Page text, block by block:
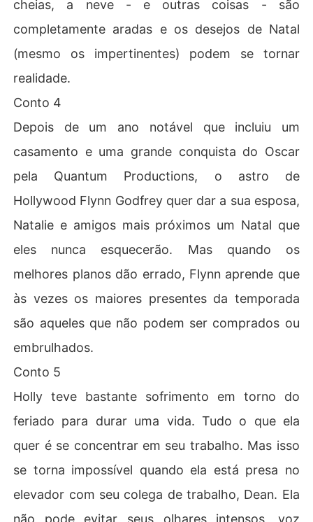
cheias, a neve - e outras coisas - são
completamente aradas e os desejos de Natal
(mesmo os impertinentes) podem se tornar
realidade.
Conto 4
Depois de um ano notável que incluiu um
casamento e uma grande conquista do Oscar
pela Quantum Productions, o astro de
Hollywood Flynn Godfrey quer dar a sua esposa,
Natalie e amigos mais próximos um Natal que
eles nunca esquecerão. Mas quando os
melhores planos dão errado, Flynn aprende que
às vezes os maiores presentes da temporada
são aqueles que não podem ser comprados ou
embrulhados.
Conto 5
Holly teve bastante sofrimento em torno do
feriado para durar uma vida. Tudo o que ela
quer é se concentrar em seu trabalho. Mas isso
se torna impossível quando ela está presa no
elevador com seu colega de trabalho, Dean. Ela
não pode evitar seus olhares intensos, voz